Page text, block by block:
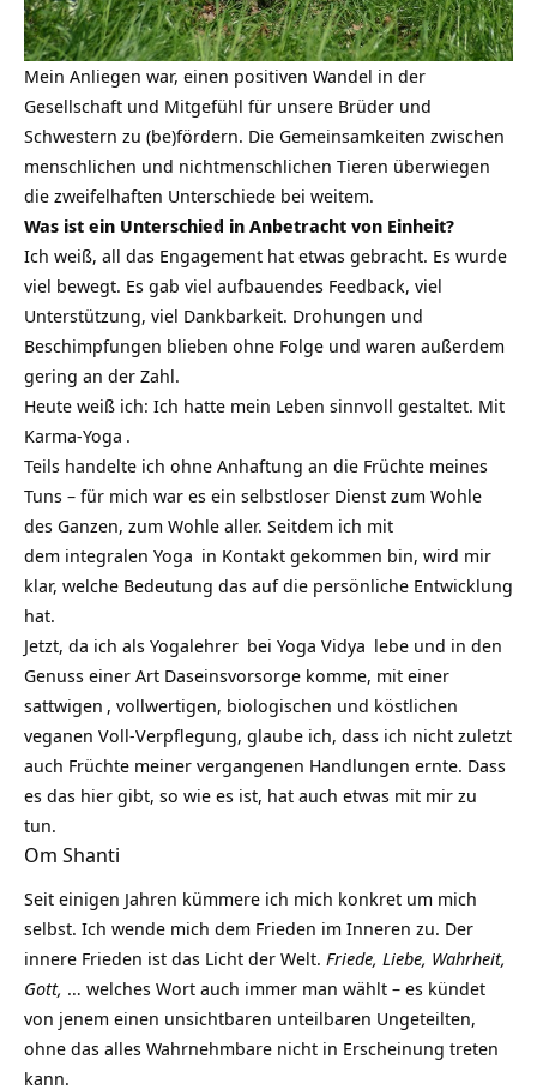
Mein Anliegen war, einen positiven Wandel in der
Gesellschaft und Mitgefühl für unsere Brüder und
Schwestern zu (be)fördern. Die Gemeinsamkeiten zwischen
menschlichen und nichtmenschlichen Tieren überwiegen
die zweifelhaften Unterschiede bei weitem.
Was ist ein Unterschied in Anbetracht von Einheit?
Ich weiß, all das Engagement hat etwas gebracht. Es wurde
viel bewegt. Es gab viel aufbauendes Feedback, viel
Unterstützung, viel Dankbarkeit. Drohungen und
Beschimpfungen blieben ohne Folge und waren außerdem
gering an der Zahl.
Heute weiß ich: Ich hatte mein Leben sinnvoll gestaltet. Mit
Karma-Yoga .
Teils handelte ich ohne Anhaftung an die Früchte meines
Tuns – für mich war es ein selbstloser Dienst zum Wohle
des Ganzen, zum Wohle aller. Seitdem ich mit
dem integralen Yoga in Kontakt gekommen bin, wird mir
klar, welche Bedeutung das auf die persönliche Entwicklung
hat.
Jetzt, da ich als Yogalehrer bei Yoga Vidya lebe und in den
Genuss einer Art Daseinsvorsorge komme, mit einer
sattwigen , vollwertigen, biologischen und köstlichen
veganen Voll-Verpflegung, glaube ich, dass ich nicht zuletzt
auch Früchte meiner vergangenen Handlungen ernte. Dass
es das hier gibt, so wie es ist, hat auch etwas mit mir zu
tun.
Om Shanti
Seit einigen Jahren kümmere ich mich konkret um mich
selbst. Ich wende mich dem Frieden im Inneren zu. Der
innere Frieden ist das Licht der Welt. Friede, Liebe, Wahrheit,
Gott, … welches Wort auch immer man wählt – es kündet
von jenem einen unsichtbaren unteilbaren Ungeteilten,
ohne das alles Wahrnehmbare nicht in Erscheinung treten
kann.